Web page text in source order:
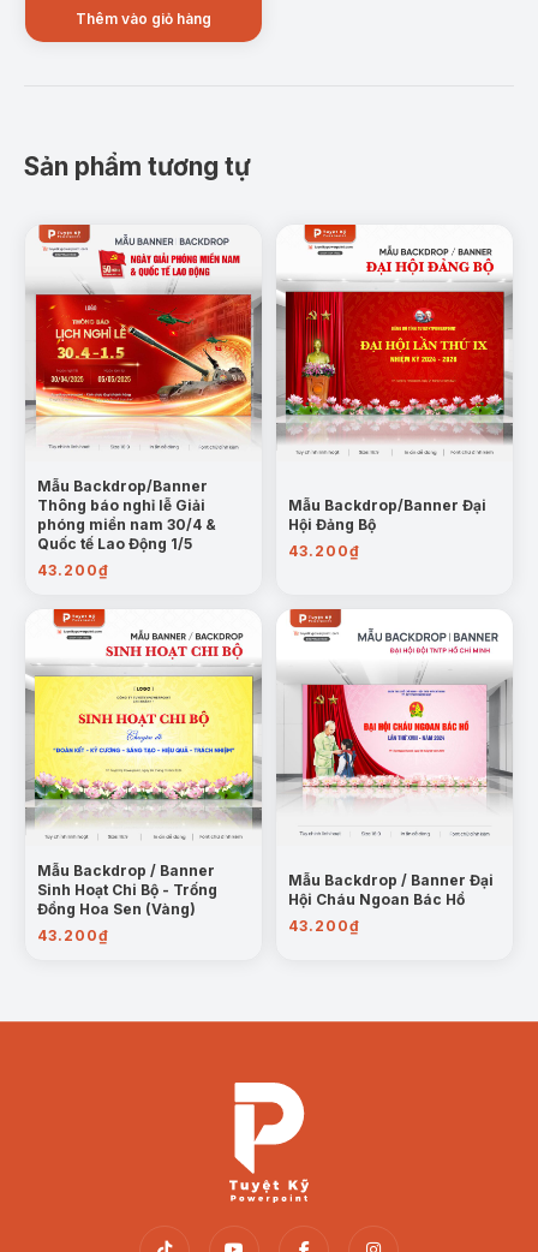
Thêm vào giỏ hàng
Sản phẩm tương tự
Mẫu Backdrop/Banner
Thông báo nghỉ lễ Giải
phóng miền nam 30/4 &
Quốc tế Lao Động 1/5
43.200₫
Mẫu Backdrop/Banner Đại
Hội Đảng Bộ
43.200₫
Mẫu Backdrop / Banner
Sinh Hoạt Chi Bộ - Trống
Đồng Hoa Sen (Vàng)
43.200₫
Mẫu Backdrop / Banner Đại
Hội Cháu Ngoan Bác Hồ
43.200₫